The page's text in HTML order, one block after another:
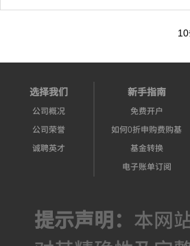
选择我们
公司概况
公司荣誉
诚聘英才
新手指南
免费开户
如何0折申购费购基
基金转换
电子账单订阅
提示声明： 本网